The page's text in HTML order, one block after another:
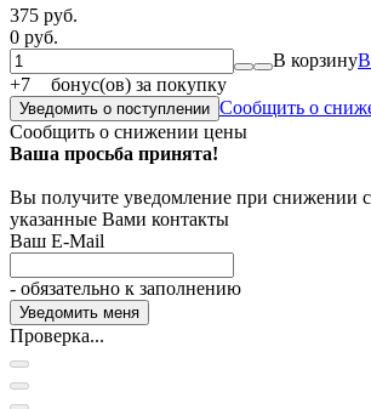
375 руб.
0 руб.
В корзинуВ
+7 бонус(ов) за покупку
Уведомить о поступлении Сообщить о
Сообщить о снижении цены
Ваша просьба принята!
Вы получите уведомление при снижении
указанные Вами контакты
Ваш E-Mail
- обязательно к заполнению
Проверка...